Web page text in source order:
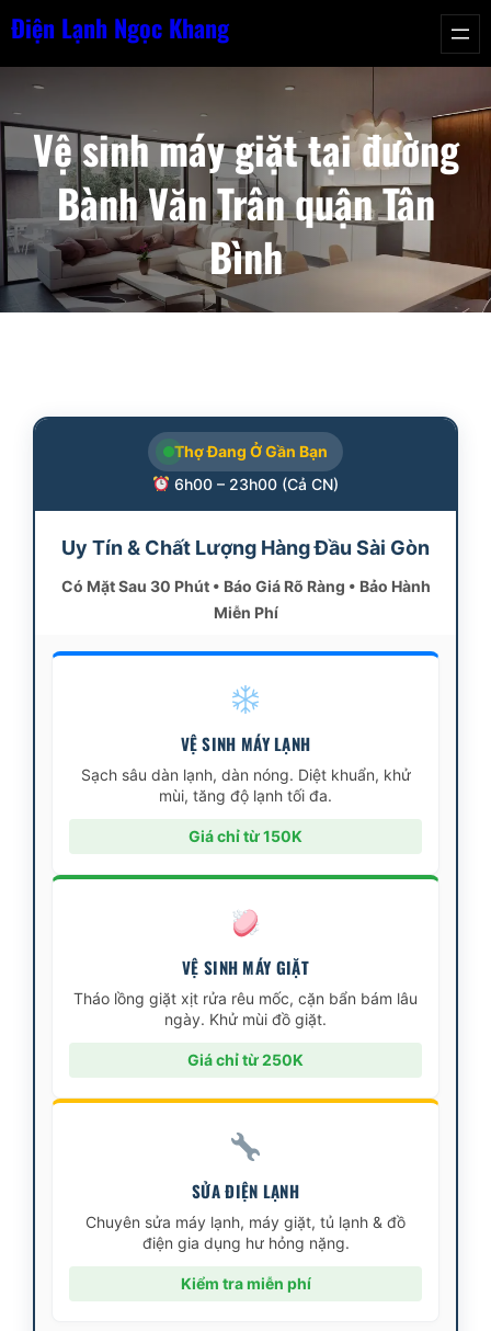
Chuyển
nội
dung
Điện Lạnh Ngọc Khang
Vệ sinh máy giặt tại đường
Bành Văn Trân quận Tân
Bình
Thợ Đang Ở Gần Bạn
6h00 – 23h00 (Cả CN)
Uy Tín & Chất Lượng Hàng Đầu Sài Gòn
Có Mặt Sau 30 Phút • Báo Giá Rõ Ràng • Bảo Hành
Miễn Phí
VỆ SINH MÁY LẠNH
Sạch sâu dàn lạnh, dàn nóng. Diệt khuẩn, khử
mùi, tăng độ lạnh tối đa.
Giá chỉ từ 150K
VỆ SINH MÁY GIẶT
Tháo lồng giặt xịt rửa rêu mốc, cặn bẩn bám lâu
ngày. Khử mùi đồ giặt.
Giá chỉ từ 250K
SỬA ĐIỆN LẠNH
Chuyên sửa máy lạnh, máy giặt, tủ lạnh & đồ
điện gia dụng hư hỏng nặng.
Kiểm tra miễn phí